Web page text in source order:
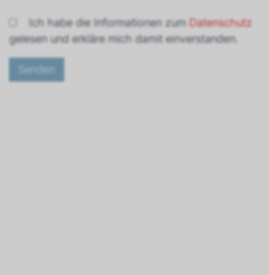
Ich habe die Informationen zum Datenschutz
gelesen und erkläre mich damit einverstanden.